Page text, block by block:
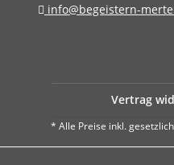
info@begeistern-
Vertrag
* Alle Preise inkl.